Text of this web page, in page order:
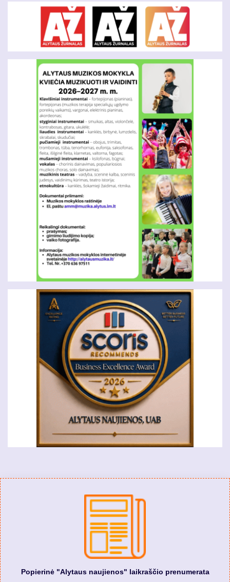
Popierinė "Alytaus naujienos" laikraščio prenumerata